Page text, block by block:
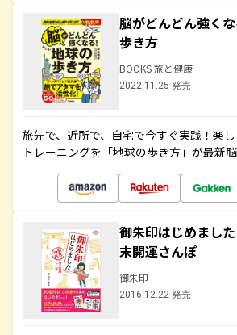
脳がどんどん強く
歩き方
BOOKS 旅と健康
2022.11.25 発売
旅先で、近所で、自宅で今すぐ実践！楽
トレーニングを「地球の歩き方」が最新
御朱印はじめま
末開運さんぽ
御朱印
2016.12.22 発売